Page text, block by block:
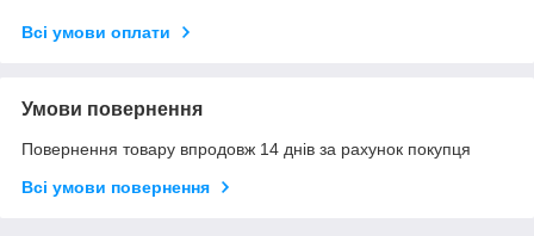
Всі умови оплати
Умови повернення
Повернення товару впродовж 14 днів за рахунок покупця
Всі умови повернення